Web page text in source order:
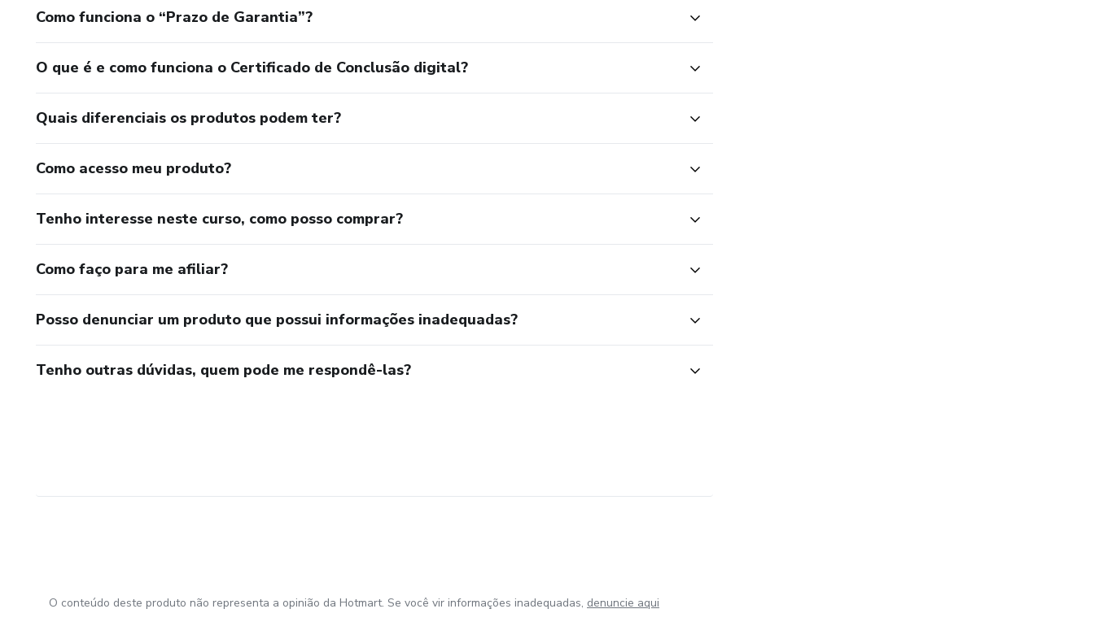
Como funciona o “Prazo de Garantia”?
O que é e como funciona o Certificado de Conclusão digital?
Quais diferenciais os produtos podem ter?
Como acesso meu produto?
Tenho interesse neste curso, como posso comprar?
Como faço para me afiliar?
Posso denunciar um produto que possui informações inadequadas?
Tenho outras dúvidas, quem pode me respondê-las?
O conteúdo deste produto não representa a opinião da Hotmart. Se você vir informações inadequadas, denuncie aqui